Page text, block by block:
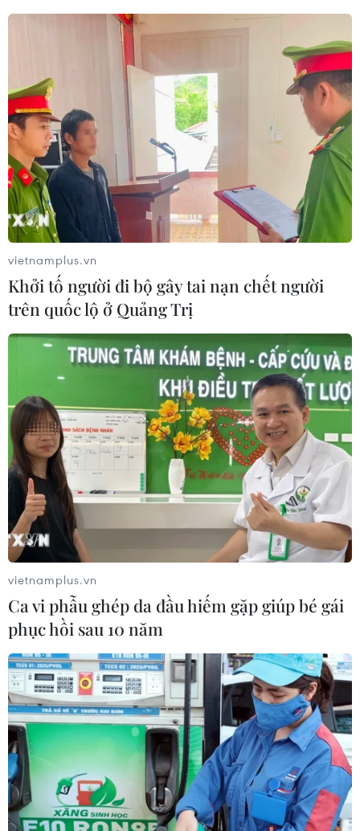
TIN CÙNG CHUYÊN MỤC
Lâm Đồng vào cao điểm vụ cá Nam,
ngư dân phấn khởi vươn khơi
06/08/2026 09:06
Giá dầu tăng khi nhà đầu tư thận
trọng trước tình hình Trung Đông
06/08/2026 09:03
Giá vàng tăng phiên thứ tư liên tiếp,
chạm mức cao nhất trong 7 tuần
06/08/2026 08:36
Xăng dầu trong nước đồng loạt giảm,
E10RON95-III xuống còn 22.324
đồng/lít
06/08/2026 08:07
chống khai thác IUU
06/08/2026 07:25
Hàn Quốc mở rộng điều tra nghi vấn
thông đồng giá sang ngành hóa dầu
06/08/2026 06:56
vietnamplus.vn
Khởi tố người đi bộ gây tai nạn chết người
trên quốc lộ ở Quảng Trị
vietnamplus.vn
Ca vi phẫu ghép da đầu hiếm gặp giúp bé gái
phục hồi sau 10 năm